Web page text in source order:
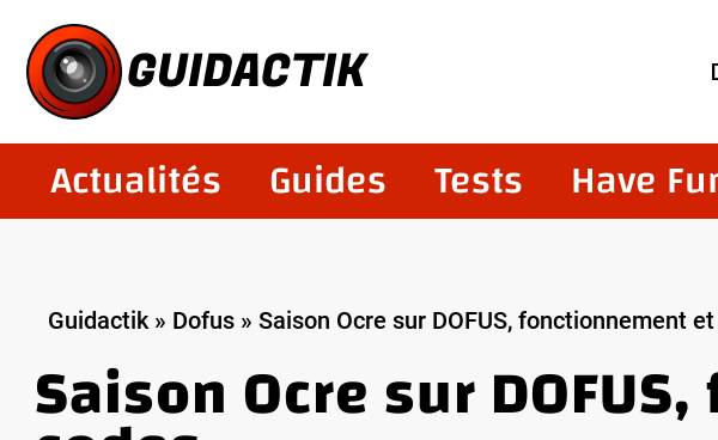
contenu
GUIDACTIK
Actualités Guides Tests Have
Guidactik» Dofus » Saison Ocre sur DOFUS, fonctionnement
Saison Ocre sur